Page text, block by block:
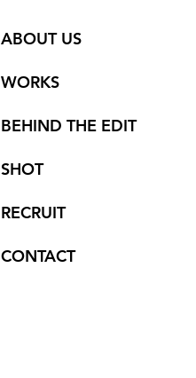
ABOUT US
WORKS
BEHIND THE EDIT
SHOT
RECRUIT
CONTACT